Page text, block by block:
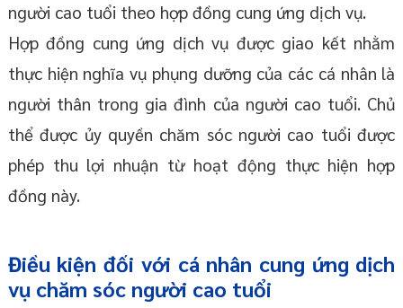
người cao tuổi theo hợp đồng cung ứng dịch vụ.
Hợp đồng cung ứng dịch vụ được giao kết nhằm
thực hiện nghĩa vụ phụng dưỡng của các cá nhân là
người thân trong gia đình của người cao tuổi. Chủ
thể được ủy quyền chăm sóc người cao tuổi được
phép thu lợi nhuận từ hoạt động thực hiện hợp
đồng này.
Điều kiện đối với cá nhân cung ứng dịch
vụ chăm sóc người cao tuổi